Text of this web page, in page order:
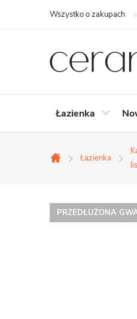
Wszystko o zakupach
Łazienka
Home
Łazienka
PRZEDŁUŻONA